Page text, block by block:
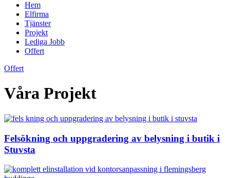
Hem
Elfirma
Tjänster
Projekt
Lediga Jobb
Offert
Offert
Våra Projekt
Felsökning och uppgradering av belysning i butik i
Stuvsta